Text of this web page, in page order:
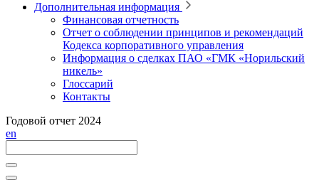
Дополнительная информация
Финансовая отчетность
Отчет о соблюдении принципов и рекомендаций
Кодекса корпоративного управления
Информация о сделках ПАО «ГМК «Норильский
никель»
Глоссарий
Контакты
Годовой отчет 2024
en